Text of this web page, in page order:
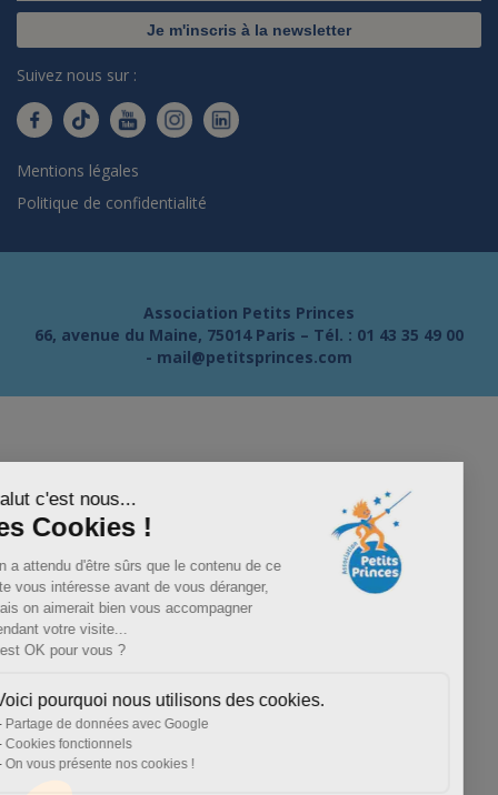
Salut c'est nous...
les Cookies !
On a attendu d'être sûrs que le contenu de ce
site vous intéresse avant de vous déranger,
mais on aimerait bien vous accompagner
pendant votre visite...
C'est OK pour vous ?
Voici pourquoi nous utilisons des cookies.
Partage de données avec Google
Cookies fonctionnels
On vous présente nos cookies !
Je m'inscris à la newsletter
Suivez nous sur :
Mentions légales
Politique de confidentialité
Association Petits Princes
66, avenue du Maine, 75014 Paris – Tél. : 01 43 35 49 00
- mail@petitsprinces.com